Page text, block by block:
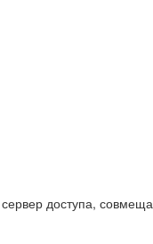
сервер доступа,